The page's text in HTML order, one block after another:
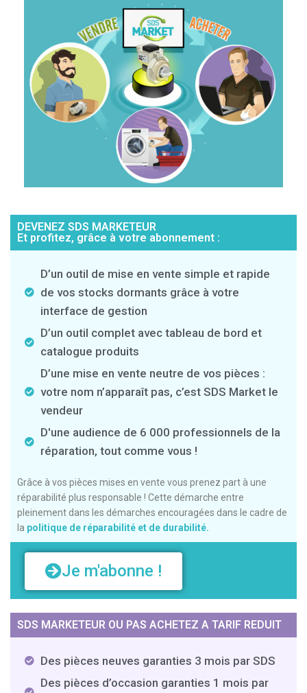
DEVENEZ SDS MARKETEUR
Et profitez, grâce à votre abonnement :
D’un outil de mise en vente simple et rapide
de vos stocks dormants grâce à votre
interface de gestion
D’un outil complet avec tableau de bord et
catalogue produits
D’une mise en vente neutre de vos pièces :
votre nom n’apparaît pas, c’est SDS Market le
vendeur
D'une audience de 6 000 professionnels de la
réparation, tout comme vous !
Grâce à vos pièces mises en vente vous prenez part à une
réparabilité plus responsable ! Cette démarche entre
pleinement dans les démarches encouragées dans le cadre de
la politique de réparabilité et de durabilité.
Je m'abonne !
SDS MARKETEUR OU PAS ACHETEZ A TARIF REDUIT
Des pièces neuves garanties 3 mois par SDS
Des pièces d’occasion garanties 1 mois par